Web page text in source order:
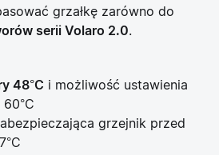
grzałkę zarówno do
serii Volaro 2.0.
48°C i możliwość ustawienia
grzejnik przed